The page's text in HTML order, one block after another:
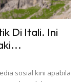
Di Itali. Ini
sosial kini apabila